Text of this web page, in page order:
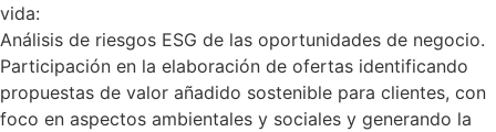
vida:
Análisis de riesgos ESG de las oportunidades de negocio.
Participación en la elaboración de ofertas identificando
propuestas de valor añadido sostenible para clientes, con
foco en aspectos ambientales y sociales y generando la